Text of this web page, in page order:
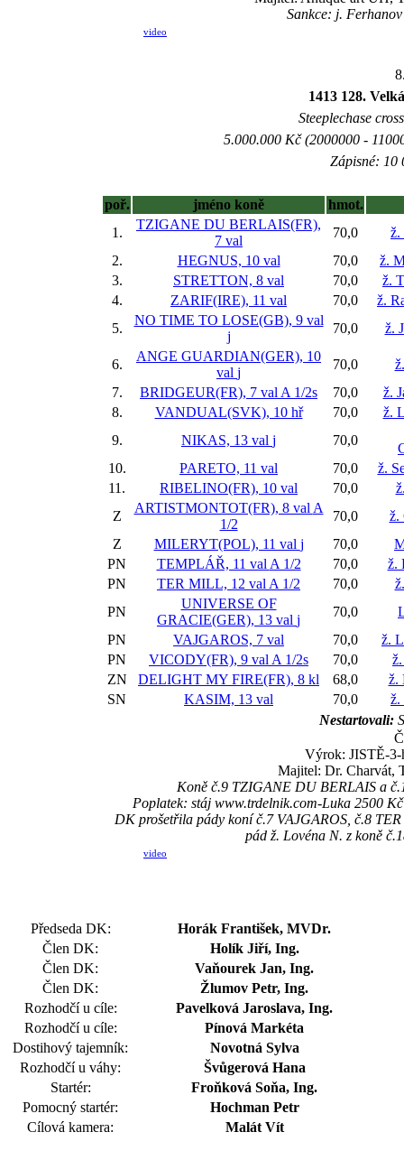
Sankce: j.
video
1413 128.
Steeplechase
5.000.000 Kč (2000000 -
Zápisné: 10
poř. jméno koně
hmot.
1.
TZIGANE DU BERLAIS(FR),
7 val
70,0
ž.
2.
HEGNUS, 10 val 70,0
ž.
3.
STRETTON, 8 val 70,0
ž.
4.
ZARIF(IRE), 11 val 70,0
ž.
5.
NO TIME TO LOSE(GB), 9 val
j
70,0 ž.
6.
ANGE GUARDIAN(GER), 10
val j
70,0
7.
BRIDGEUR(FR), 7 val A 1/2s 70,0
ž.
8.
VANDUAL(SVK), 10 hř 70,0
ž.
9.
NIKAS, 13 val j 70,0
10.
PARETO, 11 val 70,0
ž.
11.
RIBELINO(FR), 10 val 70,0
Z
ARTISTMONTOT(FR), 8 val A
1/2
70,0
ž.
Z
MILERYT(POL), 11 val j 70,0
PN
TEMPLÁŘ, 11 val A 1/2 70,0
ž.
PN
TER MILL, 12 val A 1/2 70,0
PN
UNIVERSE OF
GRACIE(GER), 13 val j
70,0
PN
VAJGAROS, 7 val 70,0
ž.
PN
VICODY(FR), 9 val A 1/2s 70,0
ZN
DELIGHT MY FIRE(FR), 8 kl 68,0
ž.
SN
KASIM, 13 val 70,0
ž.
Nestartovali:
Výrok: JISTĚ-3-
Majitel: Dr. Charvát,
Koně č.9 TZIGANE DU BERLAIS a
Poplatek: stáj www.trdelnik.com-Luka 2500
DK prošetřila pády koní č.7 VAJGAROS, č.8
pád ž. Lovéna N. z koně
video
Předseda DK:
Horák František, MVDr.
Člen DK:
Holík Jiří, Ing.
Člen DK:
Vaňourek Jan, Ing.
Člen DK:
Žlumov Petr, Ing.
Rozhodčí u cíle:
Pavelková Jaroslava, Ing.
Rozhodčí u cíle:
Pínová Markéta
Dostihový tajemník:
Novotná Sylva
Rozhodčí u váhy:
Švůgerová Hana
Startér:
Froňková Soňa, Ing.
Pomocný startér:
Hochman Petr
Cílová kamera:
Malát Vít